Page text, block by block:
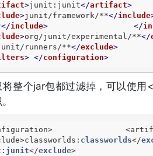
>junit:junit</artifact>
>junit/framework/**</include
</include> </
>org/junit/experimental/**</
runners/**</exclude>
> </configuration>
将整个jar包都过滤掉，可以使
<artifactSet> 		<excludes>
classworlds: classworlds</
: junit</exclude